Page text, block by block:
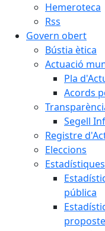
Hemeroteca
Rss
Govern obert
Bústia ètica
Actuació
Pla
Acords
Segell
Registre
Eleccions
Estadístiques
pública